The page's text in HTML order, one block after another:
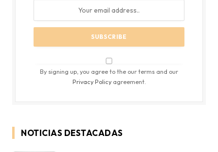
By signing up, you agree to the our terms and our
Privacy Policyagreement.
NOTICIAS DESTACADAS